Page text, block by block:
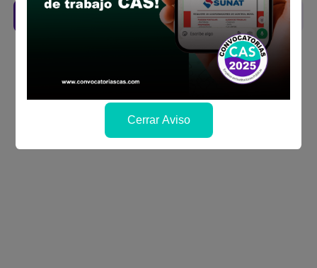
Descarga aquí las Bases
Cerrar Aviso